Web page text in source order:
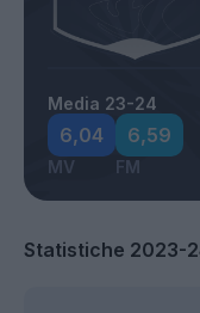
Media 23-24
6,04
MV
6,59
FM
Statistiche 2023-